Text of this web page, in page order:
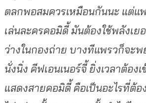
ตลกพอสมควรเหมือนกันนะ แต่แ
เล่นละครคอมิดี้ มันต้องใช้พลังเย
ว่างในกองถ่าย บางทีแพรวก็จะ
นั่งนิ่ง คีฟเอนเนอร์จี้ ยิ่งเวลาต้อง
แสดงสายคอมิดี้ คือเป็นอะไรที่ต้อ